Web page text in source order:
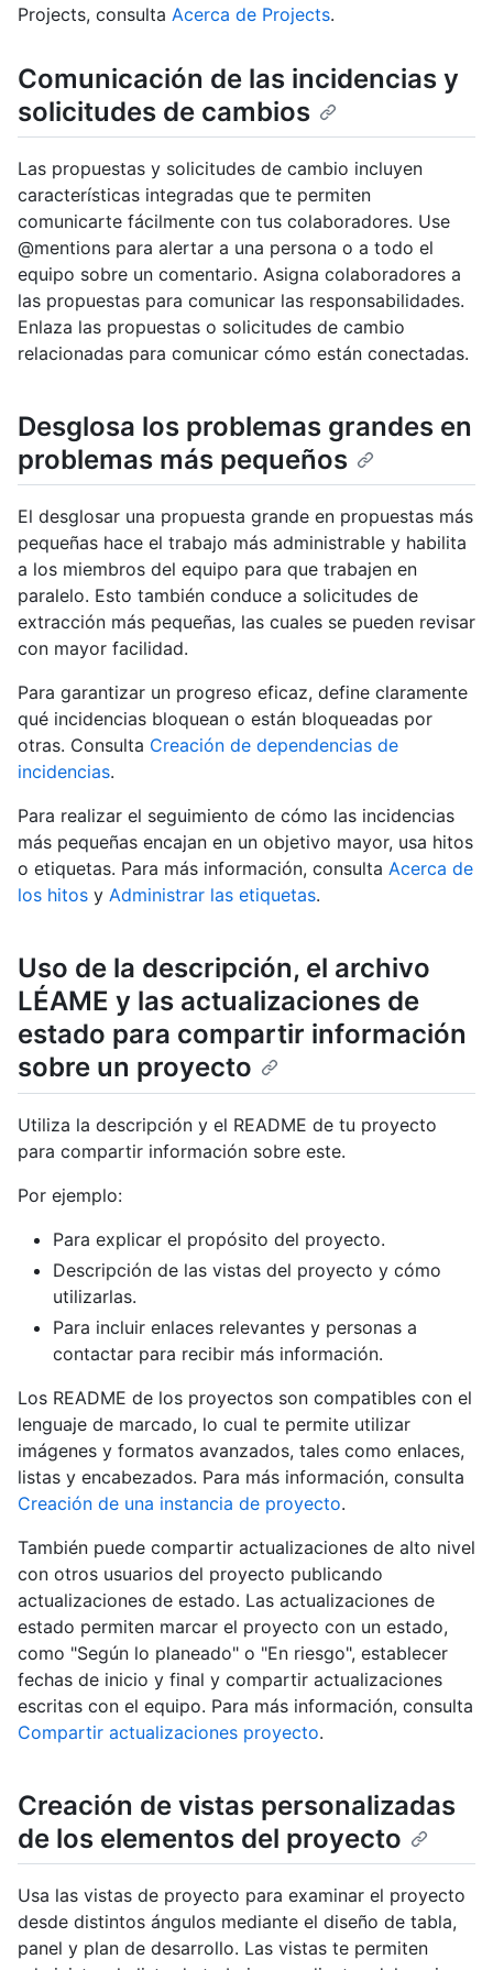
Projects, consulta Acerca de Projects.
Comunicación de las incidencias y
solicitudes de cambios
Las propuestas y solicitudes de cambio incluyen
características integradas que te permiten
comunicarte fácilmente con tus colaboradores. Use
@mentions para alertar a una persona o a todo el
equipo sobre un comentario. Asigna colaboradores a
las propuestas para comunicar las responsabilidades.
Enlaza las propuestas o solicitudes de cambio
relacionadas para comunicar cómo están conectadas.
Desglosa los problemas grandes en
problemas más pequeños
El desglosar una propuesta grande en propuestas más
pequeñas hace el trabajo más administrable y habilita
a los miembros del equipo para que trabajen en
paralelo. Esto también conduce a solicitudes de
extracción más pequeñas, las cuales se pueden revisar
con mayor facilidad.
Para garantizar un progreso eficaz, define claramente
qué incidencias bloquean o están bloqueadas por
otras. Consulta Creación de dependencias de
incidencias.
Para realizar el seguimiento de cómo las incidencias
más pequeñas encajan en un objetivo mayor, usa hitos
o etiquetas. Para más información, consulta Acerca de
los hitos y Administrar las etiquetas.
Uso de la descripción, el archivo
LÉAME y las actualizaciones de
estado para compartir información
sobre un proyecto
Utiliza la descripción y el README de tu proyecto
para compartir información sobre este.
Por ejemplo:
Para explicar el propósito del proyecto.
Descripción de las vistas del proyecto y cómo
utilizarlas.
Para incluir enlaces relevantes y personas a
contactar para recibir más información.
Los README de los proyectos son compatibles con el
lenguaje de marcado, lo cual te permite utilizar
imágenes y formatos avanzados, tales como enlaces,
listas y encabezados. Para más información, consulta
Creación de una instancia de proyecto.
También puede compartir actualizaciones de alto nivel
con otros usuarios del proyecto publicando
actualizaciones de estado. Las actualizaciones de
estado permiten marcar el proyecto con un estado,
como "Según lo planeado" o "En riesgo", establecer
fechas de inicio y final y compartir actualizaciones
escritas con el equipo. Para más información, consulta
Compartir actualizaciones proyecto.
Creación de vistas personalizadas
de los elementos del proyecto
Usa las vistas de proyecto para examinar el proyecto
desde distintos ángulos mediante el diseño de tabla,
panel y plan de desarrollo. Las vistas te permiten